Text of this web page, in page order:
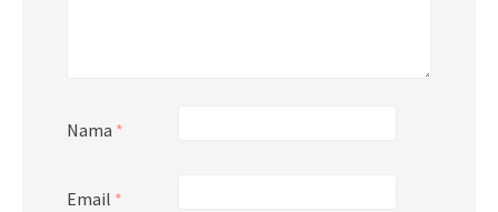
Nama *
Email *